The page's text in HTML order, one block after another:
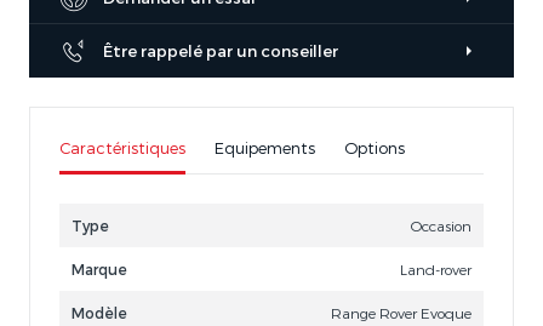
Être rappelé par un conseiller
Caractéristiques Equipements Options
Type Occasion
Marque Land-rover
Modèle Range Rover Evoque